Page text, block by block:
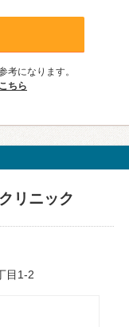
考になります。
ちら
リニック
目1-2